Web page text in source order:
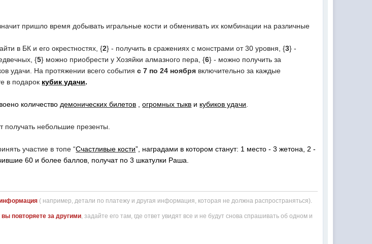
пришло время добывать игральные кости и обменивать их комбинации на различные
в БК и его окрестностях, {2} - получить в сражениях с монстрами от 30 уровня, {3} -
{5} можно приобрести у Хозяйки алмазного пера, {6} - можно получить за
удачи. На протяжении всего событияc 7 по 24 ноября включительно за каждые
в подарок кубик удачи.
количество демонических билетов ,огромных тыкв и кубиков удачи
получать небольшие презенты.
участие в топе “Счастливые кости”, наградами в котором станут: 1 место - 3 жетона, 2 -
60 и более баллов, получат по 3 шкатулки Раша.
( например, детали по платежу и другая информация, которая не должна распространяться).
повторяете за другими , задайте его там, где ответ увидят все и не будут снова спрашивать об одном и